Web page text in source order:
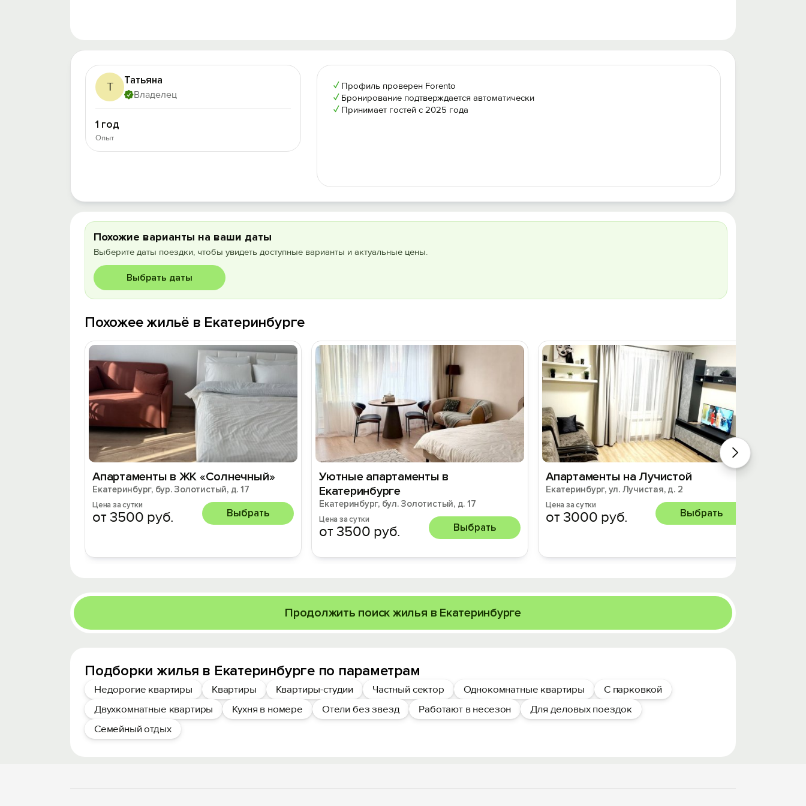
Т Татьяна
Владелец
1 год
Опыт
✓ Профиль проверен Forento
✓ Бронирование подтверждается автоматически
✓ Принимает гостей с 2025 года
Похожие варианты на ваши даты
Выберите даты поездки, чтобы увидеть доступные варианты и актуальные цены.
Выбрать даты
Похожее жильё в Екатеринбурге
Апартаменты в ЖК «Солнечный»
Екатеринбург, бур. Золотистый, д. 17
Цена за сутки
от 3500 руб. Выбрать
Уютные апартаменты в
Екатеринбурге
Екатеринбург, бул. Золотистый, д. 17
Цена за сутки
от 3500 руб. Выбрать
Апартаменты на Лучистой
Екатеринбург, ул. Лучистая, д. 2
Цена за сутки
от 3000 руб. Выбрать
Продолжить поиск жилья в Екатеринбурге
Подборки жилья в Екатеринбурге по параметрам
Недорогие квартиры Квартиры Квартиры-студии Частный сектор Однокомнатные квартиры
С парковкой
Двухкомнатные квартиры
Кухня в номере Отели без звезд Работают в несезон
Для деловых поездок
Семейный отдых